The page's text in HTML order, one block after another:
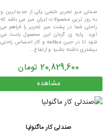
صندلی میز تحریر ختمی یکی از جدیدترین و
به روز ترین محصولات ایران میز می باشد که
راحتی شما در پشت میز تحریر را فراهم می
آورد. پایه ی گردان این محصول باعث می
شود تا در حین مطالعه و کار احساس راحتی
بیشتری داشته باشید و ارتفاع...
20,829,600 تومان
مشاهده
صندلی کار ماگنولیا